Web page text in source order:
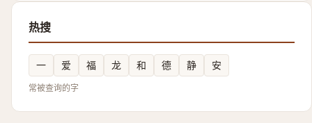
热搜
一 爱 福 龙 和 德 静 安
常被查询的字